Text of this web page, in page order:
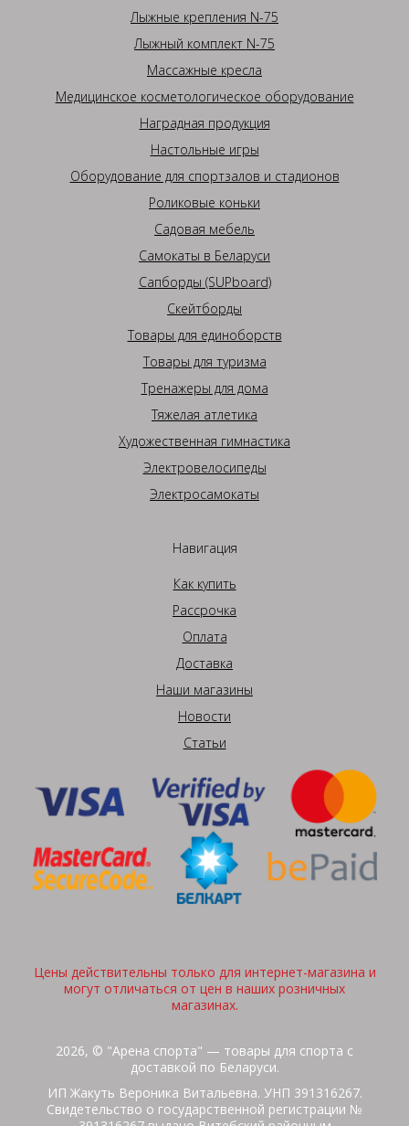
Лыжные крепления N-75
Лыжный комплект N-75
Массажные кресла
Медицинское косметологическое оборудование
Наградная продукция
Настольные игры
Оборудование для спортзалов и стадионов
Роликовые коньки
Садовая мебель
Самокаты в Беларуси
Сапборды (SUPboard)
Скейтборды
Товары для единоборств
Товары для туризма
Тренажеры для дома
Тяжелая атлетика
Художественная гимнастика
Электровелосипеды
Электросамокаты
Навигация
Как купить
Рассрочка
Оплата
Доставка
Наши магазины
Новости
Статьи
Цены действительны только для интернет-магазина и
могут отличаться от цен в наших розничных
магазинах.
2026, © "Арена спорта" — товары для спорта с
доставкой по Беларуси.
ИП Жакуть Вероника Витальевна. УНП 391316267.
Свидетельство о государственной регистрации №